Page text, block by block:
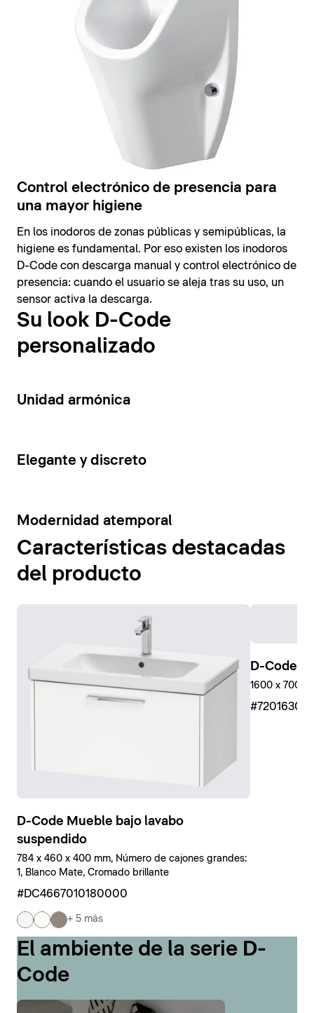
Control electrónico de presencia para
una mayor higiene
En los inodoros de zonas públicas y semipúblicas, la
higiene es fundamental. Por eso existen los inodoros
D-Code con descarga manual y control electrónico de
presencia: cuando el usuario se aleja tras su uso, un
sensor activa la descarga.
Su look D-Code
personalizado
14
Unidad armónica
15
Elegante y discreto
10
Modernidad atemporal
Características destacadas
del producto
D-Code Mueble bajo lavabo
suspendido
784 x 460 x 400 mm, Número de cajones grandes:
1, Blanco Mate, Cromado brillante
#DC4667010180000
+ 5 más
D-Code
1600 x 700
El ambiente de la serie D-
Code